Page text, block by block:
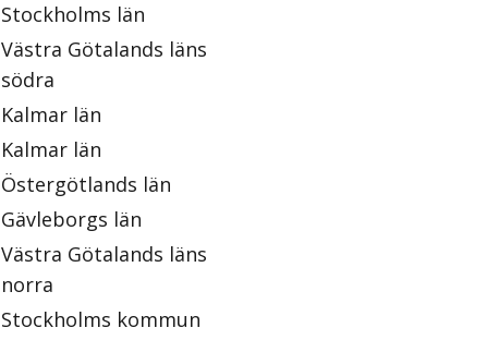
Stockholms län
Västra Götalands läns
södra
Kalmar län
Kalmar län
Östergötlands län
Gävleborgs län
Västra Götalands läns
norra
Stockholms kommun